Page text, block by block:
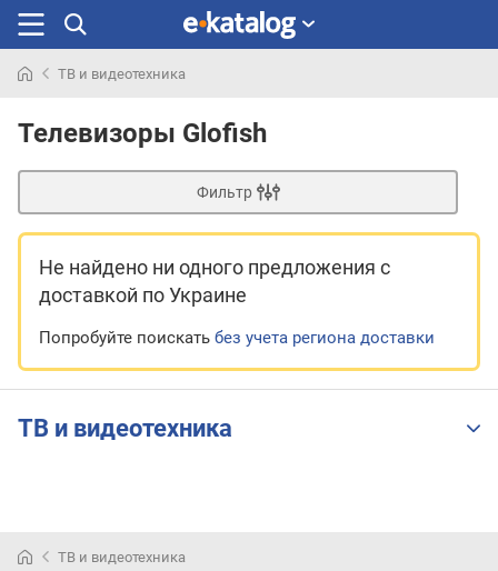
раньше
ТВ и видеотехника
Телевизоры Glofish
Фильтр
Не найдено ни одного предложения с
доставкой по Украине
Попробуйте поискать без учета региона доставки
ТВ и видеотехника
ТВ и видеотехника